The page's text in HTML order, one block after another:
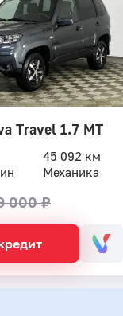
Travel 1.7 MT
45 092 км
Механика
000 ₽